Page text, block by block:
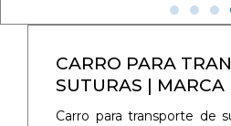
CARRO PARA
SUTURAS | MARCA
Carro para transporte de